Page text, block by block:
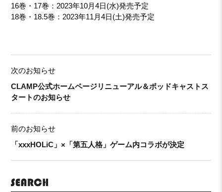
16巻・17巻：2023年10月4日(水)発売予定
18巻・18.5巻：2023年11月4日(土)発売予定
次のお知らせ
CLAMP公式ホームページリニューアル＆ポッドキャストス
タートのお知らせ
前のお知らせ
「xxxHOLiC」×「第五人格」ゲーム内コラボが決定